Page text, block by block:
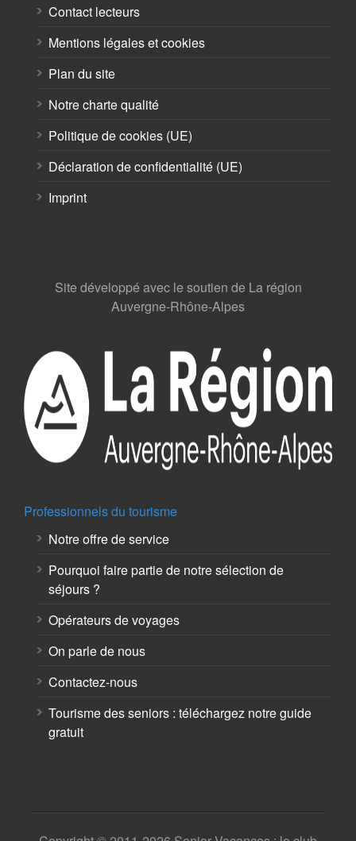
Contact lecteurs
Mentions légales et cookies
Plan du site
Notre charte qualité
Politique de cookies (UE)
Déclaration de confidentialité (UE)
Imprint
Site développé avec le soutien de La région
Auvergne-Rhône-Alpes
Professionnels du tourisme
Notre offre de service
Pourquoi faire partie de notre sélection de
séjours ?
Opérateurs de voyages
On parle de nous
Contactez-nous
Tourisme des seniors : téléchargez notre guide
gratuit